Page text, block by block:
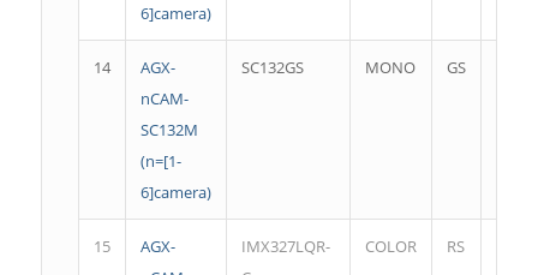
6]camera)
14
AGX-
nCAM-
SC132M
(n=[1-
6]camera)
SC132GS MONO GS
15
AGX-
IMX327LQR-
COLOR RS